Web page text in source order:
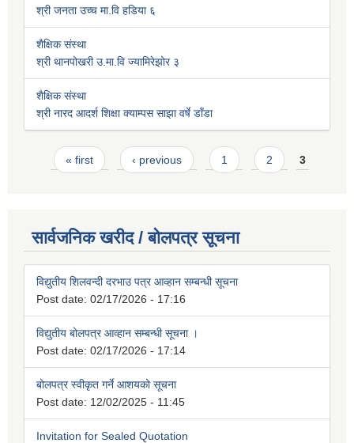
श्री जनता उच्च मा.वि हडिया ६
शैक्षिक संस्था
श्री थानपोखरी उ.मा.वि ज्यामिरेझोर ३
शैक्षिक संस्था
श्री नारद आदर्श शिक्षा क्याम्पस साझा वर्षे डाँडा
Pages
« first ‹ previous 1 2 3
सार्वजनिक खरीद / बोलपत्र सूचना
विद्युतीय शिलवन्दी दरभाउ पत्र आव्हान सम्बन्धी सूचना
Post date: 02/17/2026 - 17:16
विद्युतीय बोलपत्र आव्हान सम्बन्धी सूचना ।
Post date: 02/17/2026 - 17:14
बोलपत्र स्वीकृत गर्ने आशयको सूचना
Post date: 12/02/2025 - 11:45
Invitation for Sealed Quotation